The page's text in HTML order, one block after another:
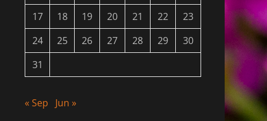
17
18 19 20 21 22
23
24
25 26 27 28 29
30
31
« Sep Jun »